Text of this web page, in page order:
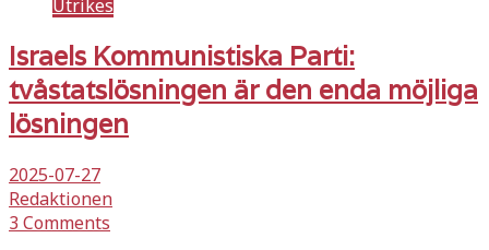
Utrikes
Israels Kommunistiska Parti:
tvåstatslösningen är den enda möjliga
lösningen
2025-07-27
Redaktionen
3 Comments